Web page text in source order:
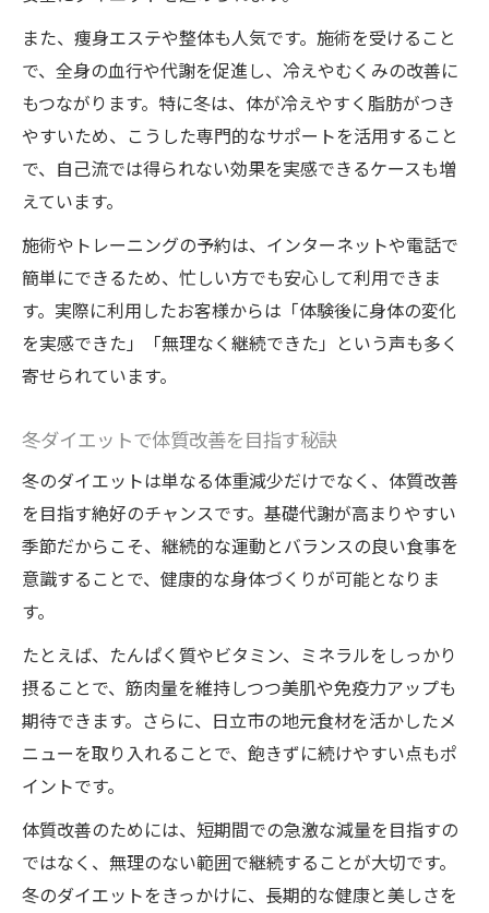
また、痩身エステや整体も人気です。施術を受けること
で、全身の血行や代謝を促進し、冷えやむくみの改善に
もつながります。特に冬は、体が冷えやすく脂肪がつき
やすいため、こうした専門的なサポートを活用すること
で、自己流では得られない効果を実感できるケースも増
えています。
施術やトレーニングの予約は、インターネットや電話で
簡単にできるため、忙しい方でも安心して利用できま
す。実際に利用したお客様からは「体験後に身体の変化
を実感できた」「無理なく継続できた」という声も多く
寄せられています。
冬ダイエットで体質改善を目指す秘訣
冬のダイエットは単なる体重減少だけでなく、体質改善
を目指す絶好のチャンスです。基礎代謝が高まりやすい
季節だからこそ、継続的な運動とバランスの良い食事を
意識することで、健康的な身体づくりが可能となりま
す。
たとえば、たんぱく質やビタミン、ミネラルをしっかり
摂ることで、筋肉量を維持しつつ美肌や免疫力アップも
期待できます。さらに、日立市の地元食材を活かしたメ
ニューを取り入れることで、飽きずに続けやすい点もポ
イントです。
体質改善のためには、短期間での急激な減量を目指すの
ではなく、無理のない範囲で継続することが大切です。
冬のダイエットをきっかけに、長期的な健康と美しさを